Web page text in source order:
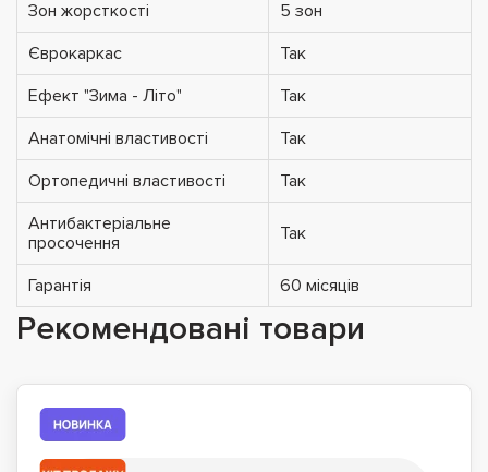
Зон жорсткості
5 зон
Єврокаркас
Так
Ефект "Зима - Літо"
Так
Анатомічні властивості
Так
Ортопедичні властивості
Так
Антибактеріальне
просочення
Так
Гарантія 60 місяців
Рекомендовані товари